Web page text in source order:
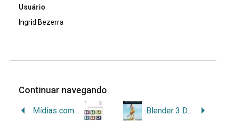
Usuário
Ingrid Bezerra
Continuar navegando
Mídias comunitárias, juventude e cidadania Blender 3 D – jogos e animações interativas